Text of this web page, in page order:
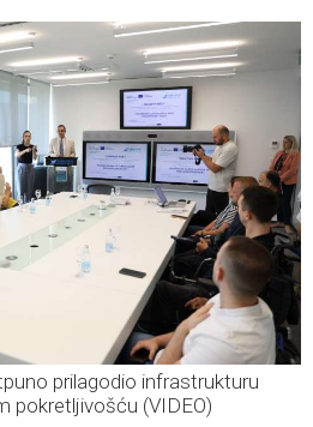
prilagodio infrastrukturu
pokretljivošću (VIDEO)